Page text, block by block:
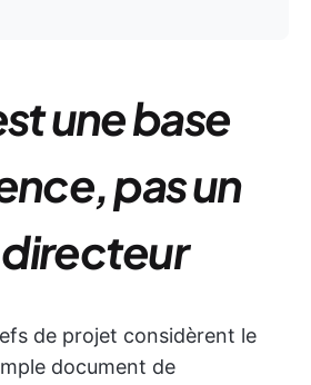
une base
pas un
de projet considèrent le
document de